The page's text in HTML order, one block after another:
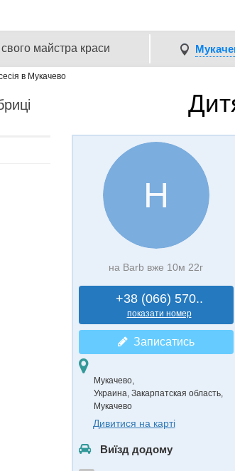
майстра краси
в Мукачево
Н
на Barb вже 10м 22г
+38 (066) 570..
показати номер
Записатись
Мукачево,
Украина, Закарпатская область,
Мукачево
Дивитися на карті
Виїзд додому